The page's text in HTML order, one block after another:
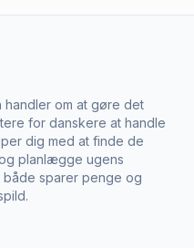
handler om at gøre det
for danskere at handle
dig med at finde de
planlægge ugens
både sparer penge og